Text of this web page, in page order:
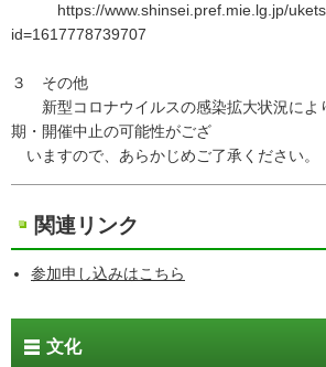
https://www.shinsei.pref.mie.lg.jp/
id=1617778739707
３ その他
新型コロナウイルスの感染拡大状況によ
期・開催中止の可能性がござ
いますので、あらかじめご了承ください。
関連リンク
参加申し込みはこちら
文化